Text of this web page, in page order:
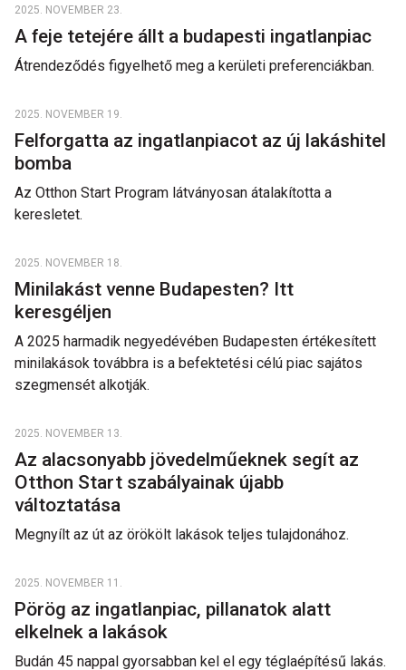
2025. NOVEMBER 23.
A feje tetejére állt a budapesti ingatlanpiac
Átrendeződés figyelhető meg a kerületi preferenciákban.
2025. NOVEMBER 19.
Felforgatta az ingatlanpiacot az új lakáshitel
bomba
Az Otthon Start Program látványosan átalakította a
keresletet.
2025. NOVEMBER 18.
Minilakást venne Budapesten? Itt
keresgéljen
A 2025 harmadik negyedévében Budapesten értékesített
minilakások továbbra is a befektetési célú piac sajátos
szegmensét alkotják.
2025. NOVEMBER 13.
Az alacsonyabb jövedelműeknek segít az
Otthon Start szabályainak újabb
változtatása
Megnyílt az út az örökölt lakások teljes tulajdonához.
2025. NOVEMBER 11.
Pörög az ingatlanpiac, pillanatok alatt
elkelnek a lakások
Budán 45 nappal gyorsabban kel el egy téglaépítésű lakás.